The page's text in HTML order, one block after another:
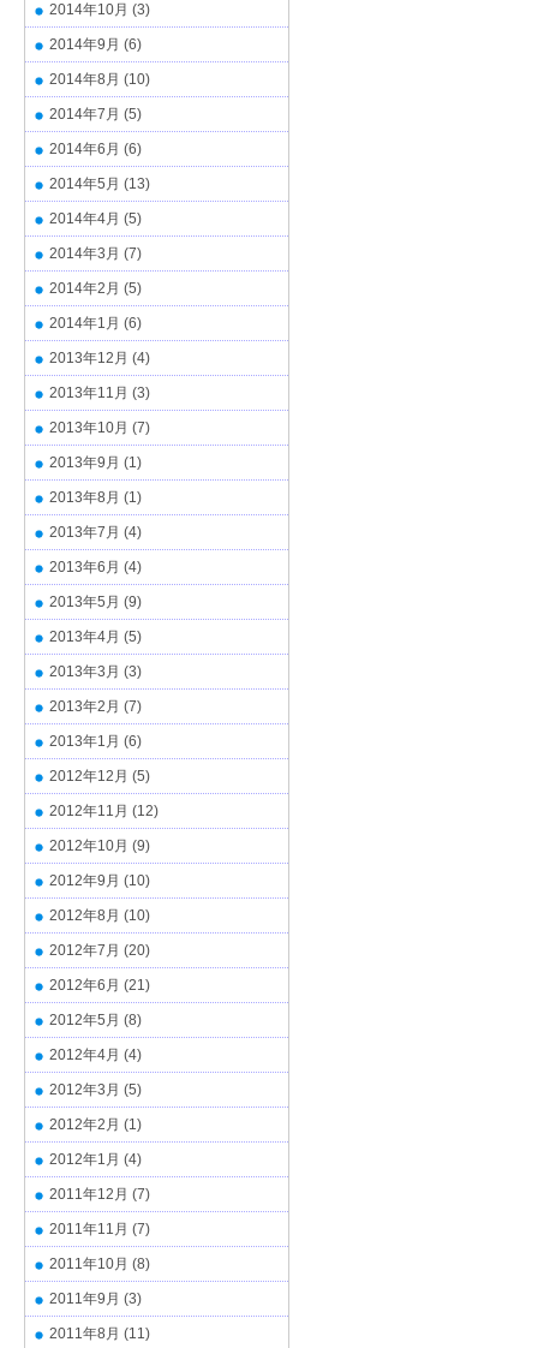
2014年10月 (3)
2014年9月 (6)
2014年8月 (10)
2014年7月 (5)
2014年6月 (6)
2014年5月 (13)
2014年4月 (5)
2014年3月 (7)
2014年2月 (5)
2014年1月 (6)
2013年12月 (4)
2013年11月 (3)
2013年10月 (7)
2013年9月 (1)
2013年8月 (1)
2013年7月 (4)
2013年6月 (4)
2013年5月 (9)
2013年4月 (5)
2013年3月 (3)
2013年2月 (7)
2013年1月 (6)
2012年12月 (5)
2012年11月 (12)
2012年10月 (9)
2012年9月 (10)
2012年8月 (10)
2012年7月 (20)
2012年6月 (21)
2012年5月 (8)
2012年4月 (4)
2012年3月 (5)
2012年2月 (1)
2012年1月 (4)
2011年12月 (7)
2011年11月 (7)
2011年10月 (8)
2011年9月 (3)
2011年8月 (11)